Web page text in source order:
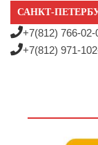
САНКТ-
+7(812) 766-02-
+7(812) 971-